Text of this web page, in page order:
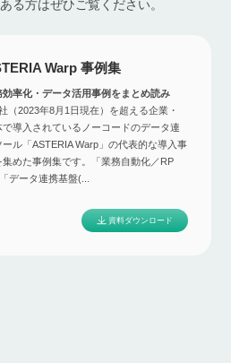
る方はぜひご覧ください。
Warp 事例集
効率化・データ活用事例をまとめ読み
（2023年8月1日現在）を超える企業・
で導入されているノーコードのデータ連
ール「ASTERIA Warp」の代表的な導入事
集めた事例集です。「業務自動化／RP
データ連携基盤(...
資料ダウンロード